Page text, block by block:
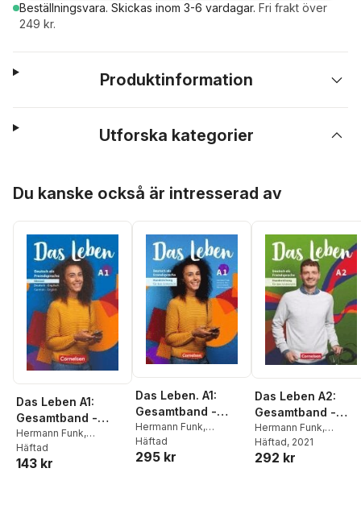
Beställningsvara. Skickas inom 3-6 vardagar. Fri frakt över
249 kr.
Produktinformation
Utforska kategorier
Du kanske också är intresserad av
Das Leben A1:
Gesamtband -
Glossar Deutsch-
Englisch
Hermann Funk,
Christina Kuhn
Häftad
143 kr
Das Leben. A1:
Gesamtband -
Unterrichtsvorberei
tung
Hermann Funk,
Christina Kuhn
Häftad
295 kr
Das Leben A2:
Gesamtband -
Handreichungen
für den Unterricht
Hermann Funk,
Christina Kuhn
Häftad, 2021
292 kr